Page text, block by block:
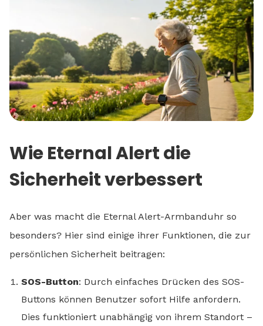
Wie Eternal Alert die
Sicherheit verbessert
Aber was macht die Eternal Alert-Armbanduhr so
besonders? Hier sind einige ihrer Funktionen, die zur
persönlichen Sicherheit beitragen:
SOS-Button: Durch einfaches Drücken des SOS-
Buttons können Benutzer sofort Hilfe anfordern.
Dies funktioniert unabhängig von ihrem Standort –